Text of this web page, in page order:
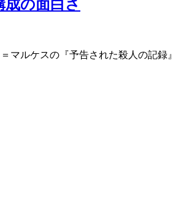
の面白さ
マルケスの『予告された殺人の記録』